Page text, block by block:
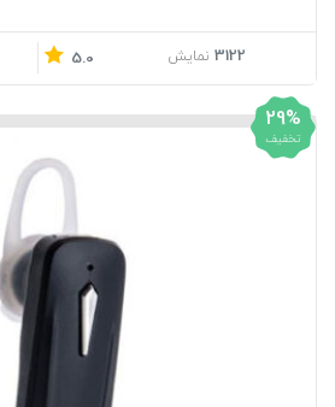
3122 نمایش 5.0
29%
تخفیف